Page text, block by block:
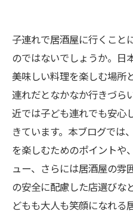
子連れで居酒屋に行くこと
のではないでしょうか。日
美味しい料理を楽しむ場所
連れだとなかなか行きづら
近では子ども連れでも安心
きています。本ブログでは
を楽しむためのポイントや
ュー、さらには居酒屋の雰
の安全に配慮した店選びな
どもも大人も笑顔になれる